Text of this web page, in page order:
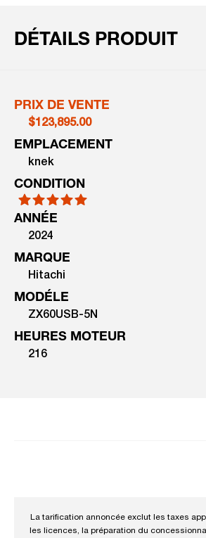
DÉTAILS PRODUIT
PRIX DE VENTE
$123,895.00
EMPLACEMENT
knek
CONDITION
ANNÉE
2024
MARQUE
Hitachi
MODÉLE
ZX60USB-5N
HEURES MOTEUR
216
La tarification annoncée exclut les taxes
les licences, la préparation du